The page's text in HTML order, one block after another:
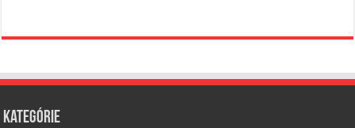
Kategórie